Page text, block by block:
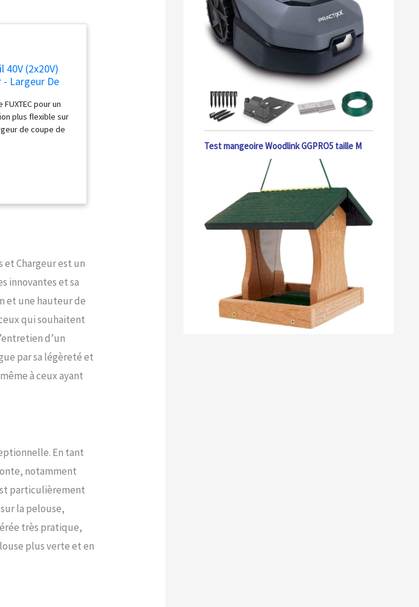
40V (2x20V)
Largeur De
FUXTEC pour un
plus flexible sur
de coupe de
d'accès.
de ramassage
: faible niveau
et Chargeur est un
innovantes et sa
et une hauteur de
qui souhaitent
d’un
par sa légèreté et
à ceux ayant
En tant
notamment
particulièrement
la pelouse,
très pratique,
plus verte et en
Test mangeoire Woodlink GGPRO5 taille M